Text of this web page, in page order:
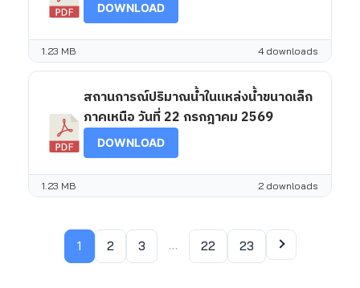
DOWNLOAD
4 downloads
1.23 MB
สถานการณ์ปริมาณน้ำในแหล่งน้ำขนาดเล็ก
ภาคเหนือ วันที่ 22 กรกฎาคม 2569
DOWNLOAD
2 downloads
1.23 MB
1 2 3 … 22 23